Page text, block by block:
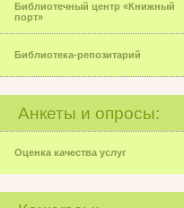
Библиотечный центр «Книжный
порт»
Библиотека-репозитарий
Анкеты и опросы:
Оценка качества услуг